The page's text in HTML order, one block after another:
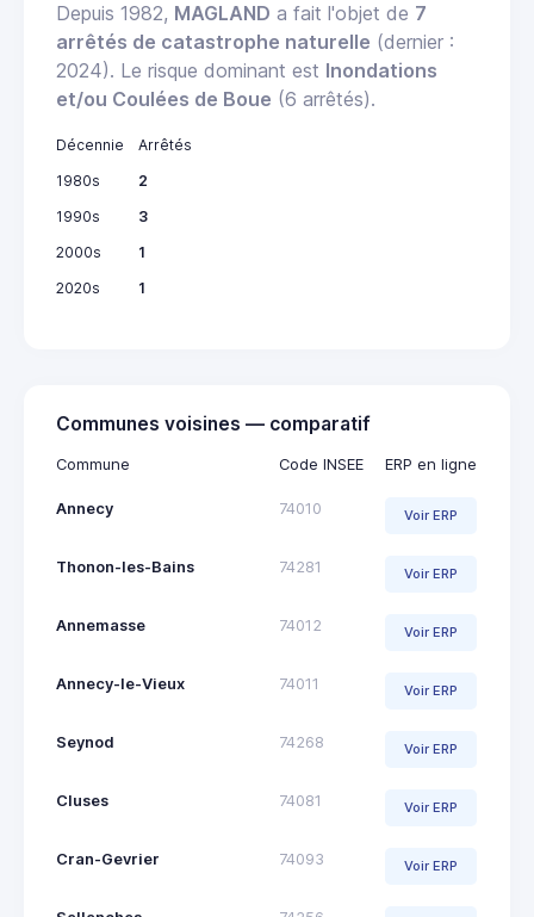
Depuis 1982, MAGLAND a fait l'objet de 7
arrêtés de catastrophe naturelle (dernier :
2024). Le risque dominant est Inondations
et/ou Coulées de Boue (6 arrêtés).
Décennie
Arrêtés
1980s
2
1990s
3
2000s
1
2020s
1
Communes voisines — comparatif
Commune Code INSEE ERP en ligne
Annecy 74010 Voir ERP
Thonon-les-Bains 74281 Voir ERP
Annemasse 74012 Voir ERP
Annecy-le-Vieux 74011 Voir ERP
Seynod 74268 Voir ERP
Cluses 74081 Voir ERP
Cran-Gevrier 74093 Voir ERP